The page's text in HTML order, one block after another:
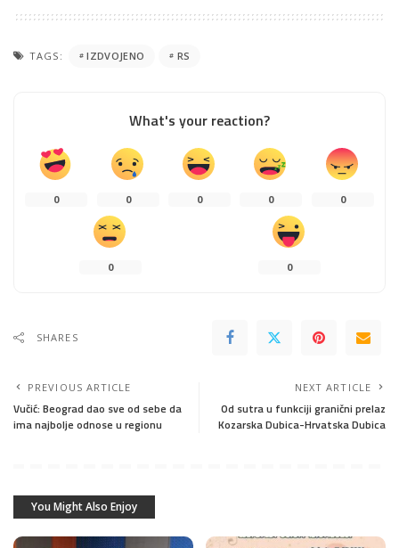
TAGS: IZDVOJENO RS
What's your reaction?
0 0 0 0 0
0 0
SHARES
PREVIOUS ARTICLE
Vučić: Beograd dao sve od sebe da
ima najbolje odnose u regionu
NEXT ARTICLE
Od sutra u funkciji granični prelaz
Kozarska Dubica-Hrvatska Dubica
You Might Also Enjoy